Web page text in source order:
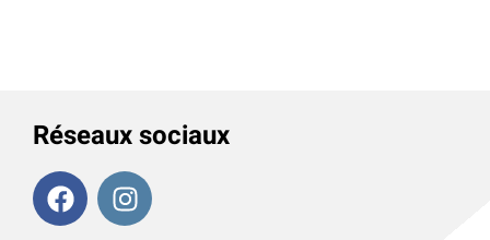
Réseaux sociaux